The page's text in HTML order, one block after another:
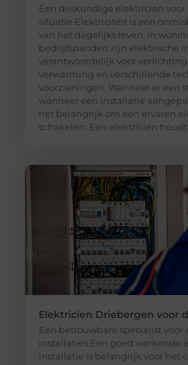
Een deskundige elektricien
situatie Elektriciteit is een
van het dagelijks leven. In
bedrijfspanden zijn elektrische
verantwoordelijk voor
verwarming en verschillende
voorzieningen. Wanneer er een
wanneer een installatie
het belangrijk om een ervaren
schakelen. Een elektricien
Elektricien Driebergen voor
Een betrouwbare specialist voor
installaties Een goed werkende
installatie is belangrijk voor het